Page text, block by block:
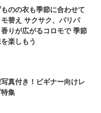
のの衣も季節に合わせて
モ替え サクサク、パリパ
香りが広がるコロモで 季節
楽しもう
真付き！ビギナー向けレ
集